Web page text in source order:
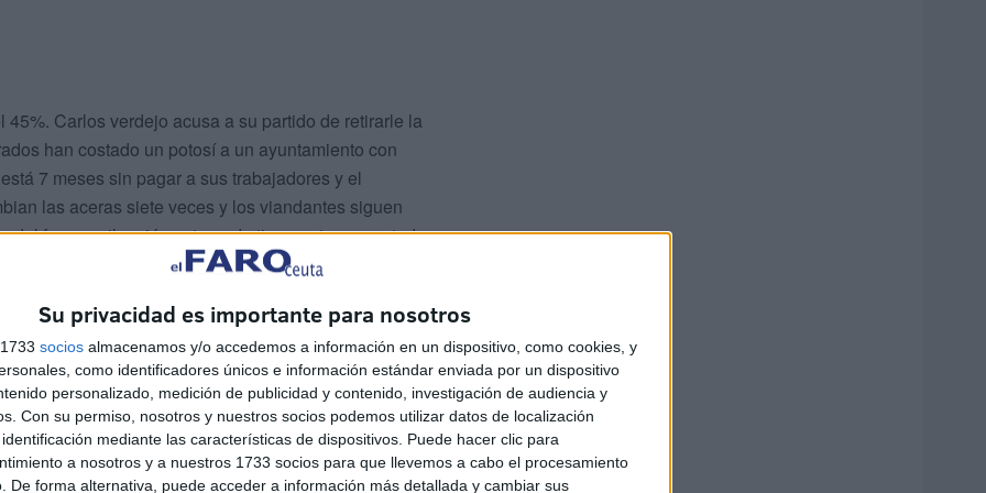
Su privacidad es importante para nosotros
socios almacenamos y/o accedemos a información en un dispositivo, como cookies, y
como identificadores únicos e información estándar enviada por un dispositivo
personalizado, medición de publicidad y contenido, investigación de audiencia y
Con su permiso, nosotros y nuestros socios podemos utilizar datos de localización
mediante las características de dispositivos. Puede hacer clic para
a nosotros y a nuestros 1733 socios para que llevemos a cabo el procesamiento
De forma alternativa, puede acceder a información más detallada y cambiar sus
Carlos verdejo acusa a su partido de retirarle la
han costado un potosí a un ayuntamiento con
7 meses sin pagar a sus trabajadores y el
las aceras siete veces y los viandantes siguen
ferrocarril recién estrenada tiene goteras por todas
ida y vuelta en coche de Algeciras a Ceuta cuesta
pisos de EMVICESA son adquiridos por gente
negocio con ellos. El Consejo de Gobierno ha
de euros para conseguir que el Parque de Santa
prometió hace 8 años; ahora es un erial en el que
al dinero gastado: " Pío Pío que yo no he sido"
macetas y flores de los jardines. Un asesor del
a declarar ante el juez al encontrarse un carnet